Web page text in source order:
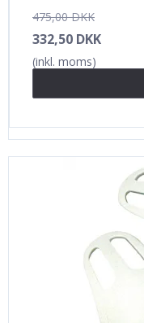
475,00 DKK
332,50 DKK
(inkl. moms)